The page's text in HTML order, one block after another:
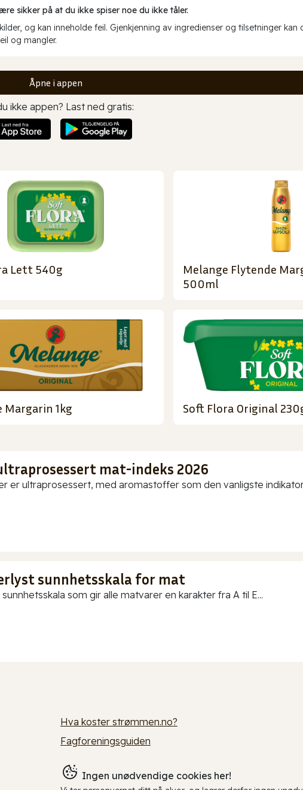
sikker på at du ikke spiser noe du ikke tåler.
og kan inneholde feil. Gjenkjenning av ingredienser og tilsetninger
og mangler.
Åpne i appen
ikke appen? Last ned gratis:
Lett 540g
Melange Flytende
500ml
Margarin 1kg Soft Flora Original
mat-indeks 2026
er ultraprosessert, med aromastoffer som den vanligste
sunnhetsskala for mat
som gir alle matvarer en karakter fra A til E...
Hva koster strømmen.no?
Fagforeningsguiden
Ingen unødvendige cookies her!